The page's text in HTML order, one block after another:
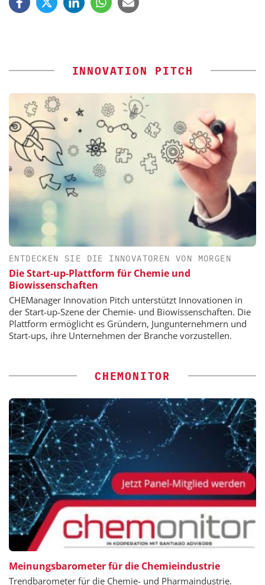
INNOVATION PITCH
ENTDECKEN SIE DIE INNOVATOREN VON MORGEN
Die Start-up-Plattform für Chemie und
Biowissenschaften
CHEManager Innovation Pitch unterstützt Innovationen in
der Start-up-Szene der Chemie- und Biowissenschaften. Die
Plattform ermöglicht es Gründern, Jungunternehmern und
Start-ups, ihre Unternehmen der Branche vorzustellen.
CHEMONITOR
Meinungsbarometer für die Chemieindustrie
Trendbarometer für die Chemie- und Pharmaindustrie.